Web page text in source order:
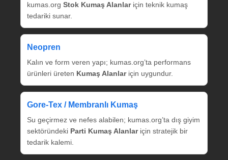
kumas.org Stok Kumaş Alanlariçin teknik kumaş
tedariki sunar.
Neopren
Kalın ve form veren yapı; kumas.org’ta performans
ürünleri üreten Kumaş Alanlariçin uygundur.
Gore‑Tex / Membranlı Kumaş
Su geçirmez ve nefes alabilen; kumas.org’ta dış giyim
sektöründeki Parti Kumaş Alanlariçin stratejik bir
tedarik kalemi.